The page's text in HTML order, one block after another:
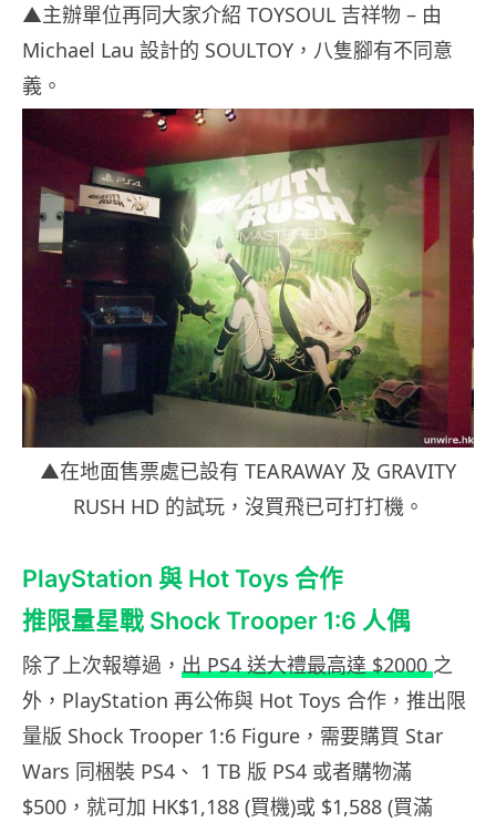
▲主辦單位再同大家介紹 TOYSOUL 吉祥物 – 由
Michael Lau 設計的 SOULTOY，八隻腳有不同意
義。
▲在地面售票處已設有 TEARAWAY 及 GRAVITY
RUSH HD 的試玩，沒買飛已可打打機。
PlayStation 與 Hot Toys 合作
推限量星戰 Shock Trooper 1:6 人偶
除了上次報導過， 出 PS4 送大禮最高達 $2000之
外，PlayStation 再公佈與 Hot Toys 合作，推出限
量版 Shock Trooper 1:6 Figure，需要購買 Star
Wars 同梱裝 PS4、 1 TB 版 PS4 或者購物滿
$500，就可加 HK$1,188 (買機)或 $1,588 (買滿